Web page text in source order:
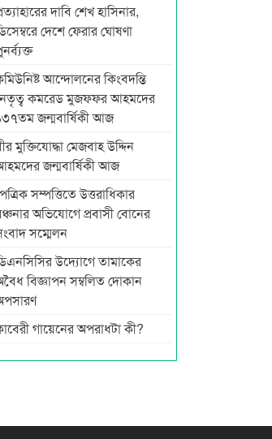
দাবি শেখ হাসিনার,
দেশে ফেরার ঘোষণা
আন্দোলনের কিংবদন্তি
কমরেড মুজফ্ফর আহমদের
জন্মবার্ষিকী আজ
মুক্তিযোদ্ধা মেজবাহ উদ্দিন
জন্মবার্ষিকী আজ
সম্পত্তিতে উত্তরাধিকার
অভিযোগে প্রবাসী বোনের
সম্মেলন
উদ্যোগে তামাকের
বিজ্ঞাপন সম্বলিত দোকান
গায়েনের অপরাধটা কী?